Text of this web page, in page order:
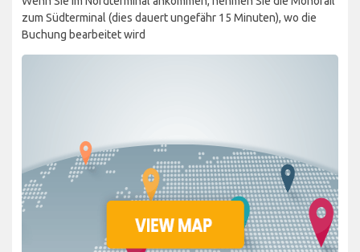
zum Südterminal (dies dauert ungefähr 15 Minuten), wo die
Buchung bearbeitet wird